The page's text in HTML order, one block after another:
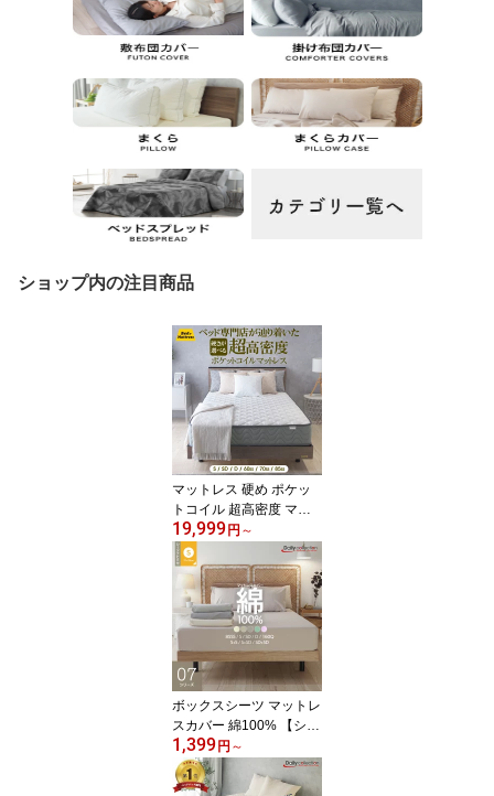
ショップ内の注目商品
マットレス 硬め ポケッ
トコイル 超高密度 マッ
トレス シングル セミダ
ブル ダブル スモールシ
ングル セミシングル 両
面仕様 ST235P レギュラ
ー ハード エクストラハ
ード エッジサポート 厚
さ21cm スプリング
19,999円 ～
ボックスシーツ マットレ
スカバー 綿100% 【シン
グル】【セミダブル】
【ダブル】 シーツナビ付
き 07シリーズ G07 キナ
1,399円 ～